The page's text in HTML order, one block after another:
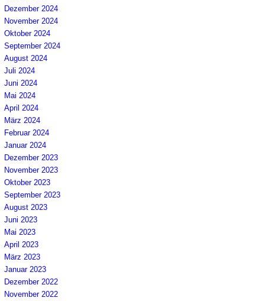
Dezember 2024
November 2024
Oktober 2024
September 2024
August 2024
Juli 2024
Juni 2024
Mai 2024
April 2024
März 2024
Februar 2024
Januar 2024
Dezember 2023
November 2023
Oktober 2023
September 2023
August 2023
Juni 2023
Mai 2023
April 2023
März 2023
Januar 2023
Dezember 2022
November 2022